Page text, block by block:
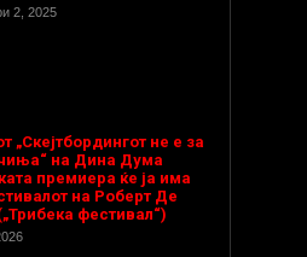
2, 2025
„Скејтбордингот не е за
на Дина Дума
премиера ќе ја има
на Роберт Де
фестивал“)